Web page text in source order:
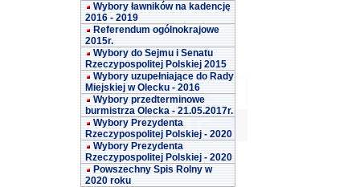
Wybory ławników na kadencję
2016 - 2019
Referendum ogólnokrajowe
2015r.
Wybory do Sejmu i Senatu
Rzeczypospolitej Polskiej 2015
Wybory uzupełniające do Rady
Miejskiej w Olecku - 2016
Wybory przedterminowe
burmistrza Olecka - 21.05.2017r.
Wybory Prezydenta
Rzeczypospolitej Polskiej - 2020
Wybory Prezydenta
Rzeczypospolitej Polskiej - 2020
Powszechny Spis Rolny w
2020 roku